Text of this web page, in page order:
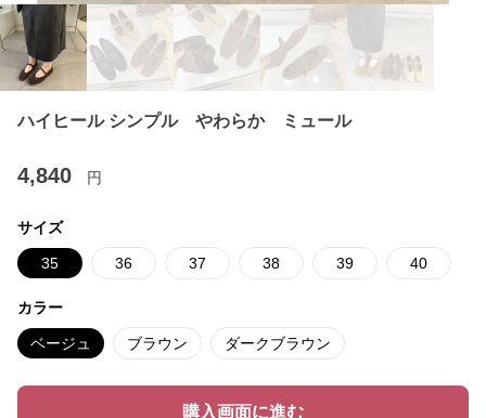
ハイヒール シンプル やわらか ミュール
4,840 円
サイズ
35 36 37 38 39 40
カラー
ベージュ ブラウン ダークブラウン
購入画面に進む